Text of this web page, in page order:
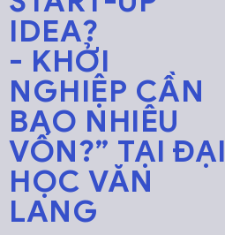
IDEA?
- KHỞI
NGHIỆP CẦN
BAO NHIÊU
VỐN?” TẠI ĐẠI
HỌC VĂN
LANG